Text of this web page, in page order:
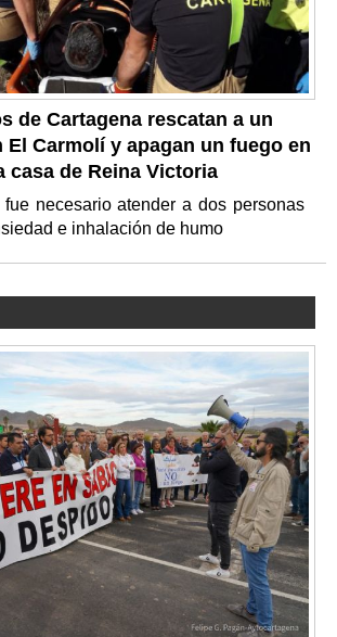
de Cartagena rescatan a un
El Carmolí y apagan un fuego en
casa de Reina Victoria
necesario atender a dos personas
e inhalación de humo